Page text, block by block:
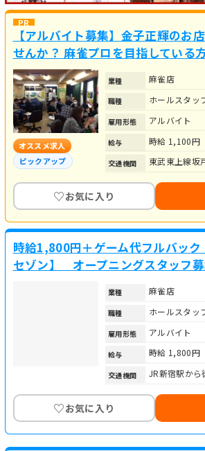
【アルバイト募集】金子正輝のお
せんか？ 麻雀プロを目指している
オススメ求人
ピックアップ
業種 麻雀店
職種 ホールスタッ
雇用形態 アルバイト
給与 時給 1,100円
交通機関 東武東上線坂
♡お気に入り
時給1,800円＋ゲーム代フルバッ
セゾン】 オープニングスタッフ
業種 麻雀店
職種 ホールスタッ
雇用形態 アルバイト
給与 時給 1,800円
交通機関 JR新宿駅から
♡お気に入り